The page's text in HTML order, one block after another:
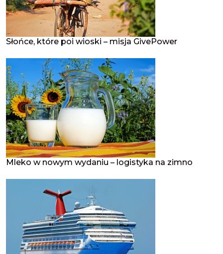
Słońce, które poi wioski – misja GivePower
Mleko w nowym wydaniu – logistyka na zimno